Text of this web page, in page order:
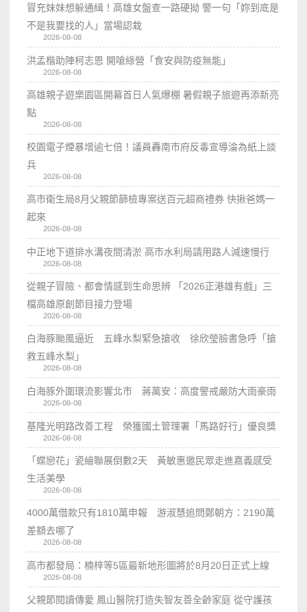
冒充妹妹想躲通緝！高雄女盤查一路硬拗 警一句「妳到底是
不是我要找的人」當場認栽
2026-08-08
洪孟楷助陣柯志恩 開嗆綠營「食安與防疫無能」
2026-08-08
高雄親子遊樂園區開幕首日人氣爆棚 暑假親子旅遊再添新亮
點
2026-08-08
校園電子煙暴增逾七倍！議員轟南市府反毒宣導淪為紙上談
兵
2026-08-08
高市衛生局8月父親節篩檢專案送百元超商禮券 快揪爸媽一
起來
2026-08-08
中正地下道排水溝夜間清淤 高市水利局請用路人減速慢行
2026-08-08
從親子冒險、都會情感到生命思辨 「2026正港雄有戲」三
檔高雄原創節目接力登場
2026-08-08
白海豚颱風逼近 五峰水梨緊急搶收 徐欣瑩臉書急呼「搶
救五峰水梨」
2026-08-08
白海豚外圍環流影響北市 蔣萬安：高度警戒嚴防大雨豪雨
2026-08-08
基隆光明路改善工程 榮獲國土管理署「馬路好行」優良獎
2026-08-08
「蝶戀花」瓷繪聯展倒數2天 黃敏惠邀民眾走進嘉義感受
生活美學
2026-08-08
4000萬借款只有1810萬申報 游淑慧追問鄭朝方：2190萬
差額去哪了
2026-08-08
高市都發局：楠梓等5區最新地形圖將於8月20日正式上線
2026-08-08
父親節閱讀傳愛 鳳山醫院打造失智友善全齡家庭 從守護孩